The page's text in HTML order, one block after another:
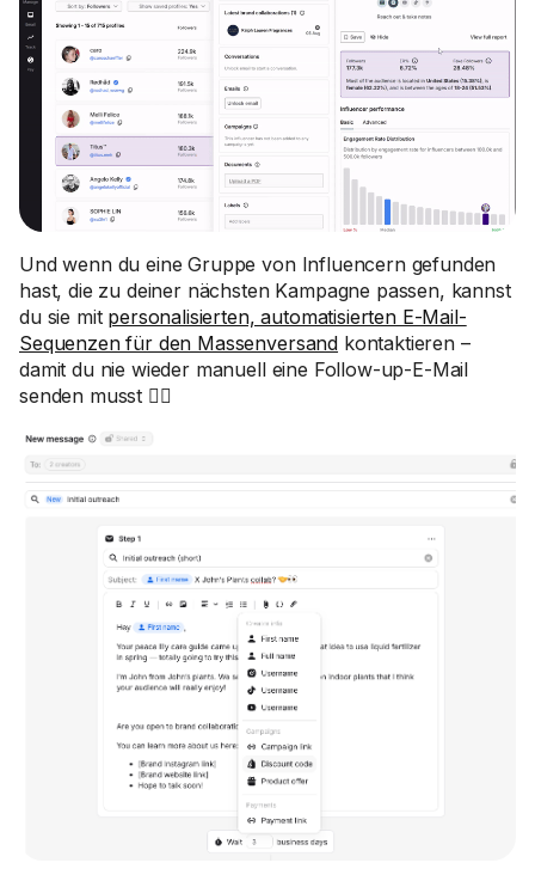
Und wenn du eine Gruppe von Influencern gefunden
hast, die zu deiner nächsten Kampagne passen, kannst
du sie mit personalisierten, automatisierten E-Mail-
Sequenzen für den Massenversand kontaktieren –
damit du nie wieder manuell eine Follow-up-E-Mail
senden musst 😮‍💨